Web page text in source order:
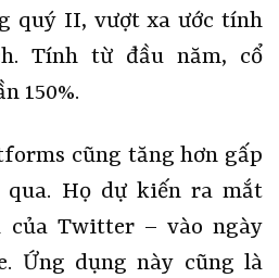
quý II, vượt xa ước tính
Tính từ đầu năm, cổ
150%.
cũng tăng hơn gấp
Họ dự kiến ra mắt
của Twitter – vào ngày
Ứng dụng này cũng là